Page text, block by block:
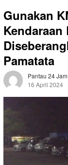
Gunakan
Kendaraan
Pamatata
Pantau 24
16 April 2024